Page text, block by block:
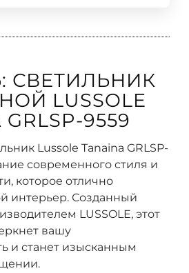
СВЕТИЛЬНИК
LUSSOLE
9559
Lussole Tanaina GRLSP-
современного стиля и
которое отлично
интерьер. Созданный
LUSSOLE, этот
вашу
и станет изысканным